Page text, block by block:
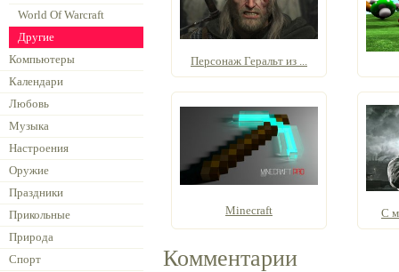
World Of Warcraft
Другие
Компьютеры
Календари
Любовь
Музыка
Настроения
Оружие
Праздники
Прикольные
Природа
Спорт
Персонаж Геральт из ...
Minecraft С
Комментарии